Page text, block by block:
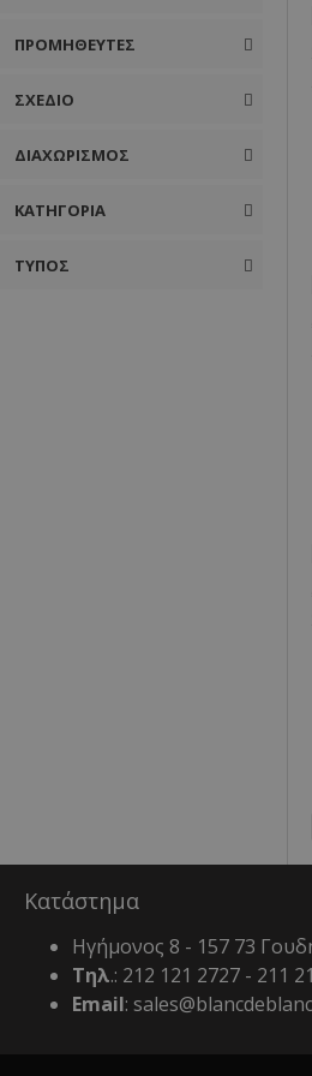
ΤΎΠΟΣ
ΠΡΟΜΗΘΕΥΤΈΣ
ΣΧΈΔΙΟ
ΔΙΑΧΩΡΙΣΜΌΣ
ΚΑΤΗΓΟΡΊΑ
Κατάστημα
Ηγήμονος 8 - 157 73
Τηλ.: 212 121 2727 - 211
Email: